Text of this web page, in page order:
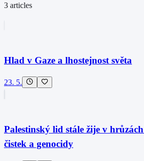
3 articles
Hlad v Gaze a lhostejnost světa
23. 5.
Palestinský lid stále žije v
čistek a genocidy